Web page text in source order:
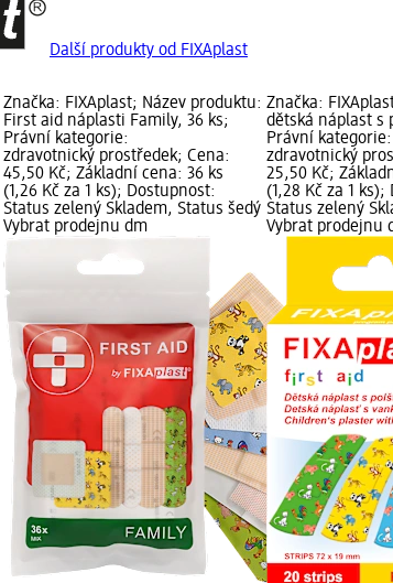
Další produkty od FIXAplast
Značka: FIXAplast; Název produktu:
First aid náplasti Family, 36 ks;
Právní kategorie:
zdravotnický prostředek; Cena:
45,50 Kč; Základní cena: 36 ks
(1,26 Kč za 1 ks); Dostupnost:
Status zelený Skladem, Status šedý
Vybrat prodejnu dm
Značka:
dětská náplast s
Právní kategorie:
zdravotnický
25,50 Kč;
(1,28 Kč za 1
Status zelený
Vybrat prodejnu